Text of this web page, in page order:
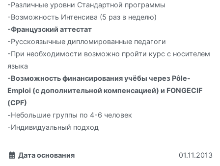
-Различные уровни Стандартной программы
-Возможность Интенсива (5 раз в неделю)
-Французский аттестат
-Русскоязычные дипломированные педагоги
-При необходимости возможно пройти курс с носителем
языка
-Возможность финансирования учёбы через Pôle-
Emploi (с дополнительной компенсацией) и FONGECIF
(CPF)
-Небольшие группы по 4-6 человек
-Индивидуальный подход
Дата основания 01.11.2013